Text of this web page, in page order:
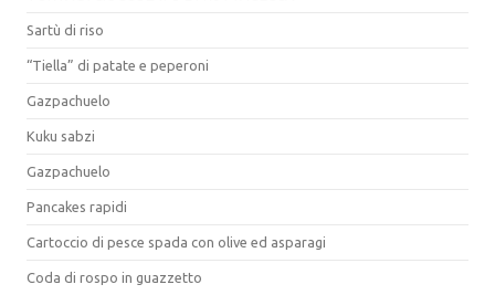
Sartù di riso
“Tiella” di patate e peperoni
Gazpachuelo
Kuku sabzi
Gazpachuelo
Pancakes rapidi
Cartoccio di pesce spada con olive ed asparagi
Coda di rospo in guazzetto